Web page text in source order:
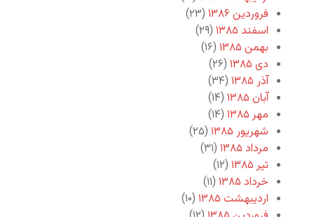
فروردین ۱۳۸۶
(۲۳)
اسفند ۱۳۸۵
(۲۹)
بهمن ۱۳۸۵
(۱۶)
دی ۱۳۸۵
(۲۶)
آذر ۱۳۸۵
(۳۴)
آبان ۱۳۸۵
(۱۴)
مهر ۱۳۸۵
(۱۴)
شهریور ۱۳۸۵
(۲۵)
مرداد ۱۳۸۵
(۳۱)
تیر ۱۳۸۵
(۱۲)
خرداد ۱۳۸۵
(۱۱)
اردیبهشت ۱۳۸۵
(۱۰)